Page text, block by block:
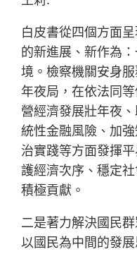
白皮書從四個方面
的新進展、新作為
境。檢察機關安身
年夜局，在依法同
營經濟發展壯年夜
統性金融風險、加
治實踐等方面發揮
護經濟次序、穩定
積極貢獻。
二是著力解決國民
以國民為中間的發